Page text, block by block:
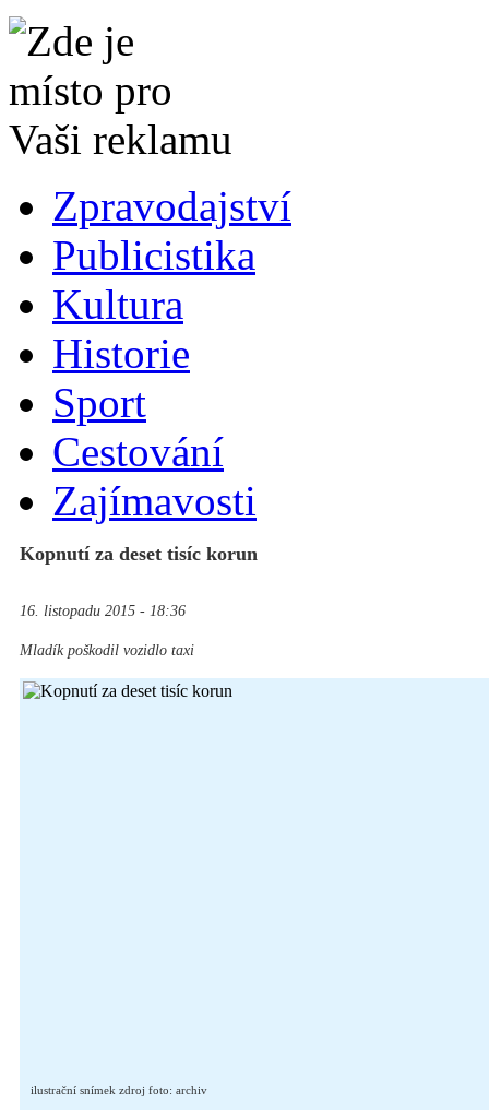
Zpravodajství
Publicistika
Kultura
Historie
Sport
Cestování
Zajímavosti
Kopnutí za deset tisíc korun
16. listopadu 2015 - 18:36
Mladík poškodil vozidlo taxi
ilustrační snímek zdroj foto: archiv